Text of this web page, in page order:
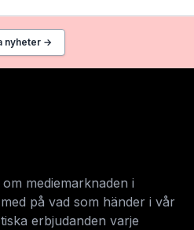
nyheter →
mediemarknaden i
på vad som händer i vår
erbjudanden varje